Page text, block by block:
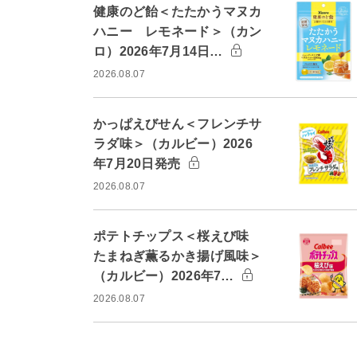
健康のど飴＜たたかうマヌカ
ハニー レモネード＞（カン
ロ）2026年7月14日…
2026.08.07
かっぱえびせん＜フレンチサ
ラダ味＞（カルビー）2026
年7月20日発売
2026.08.07
ポテトチップス＜桜えび味
たまねぎ薫るかき揚げ風味＞
（カルビー）2026年7…
2026.08.07